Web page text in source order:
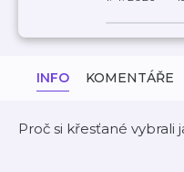
INFO KOMENTÁŘE
Proč si křesťané vybrali